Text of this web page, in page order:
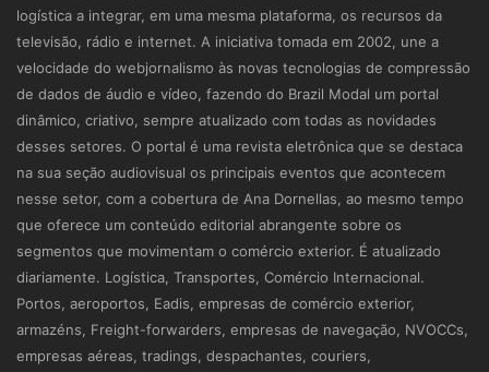
logística a integrar, em uma mesma plataforma, os recursos da
televisão, rádio e internet. A iniciativa tomada em 2002, une a
velocidade do webjornalismo às novas tecnologias de compressão
de dados de áudio e vídeo, fazendo do Brazil Modal um portal
dinâmico, criativo, sempre atualizado com todas as novidades
desses setores. O portal é uma revista eletrônica que se destaca
na sua seção audiovisual os principais eventos que acontecem
nesse setor, com a cobertura de Ana Dornellas, ao mesmo tempo
que oferece um conteúdo editorial abrangente sobre os
segmentos que movimentam o comércio exterior. É atualizado
diariamente. Logística, Transportes, Comércio Internacional.
Portos, aeroportos, Eadis, empresas de comércio exterior,
armazéns, Freight-forwarders, empresas de navegação, NVOCCs,
empresas aéreas, tradings, despachantes, couriers,